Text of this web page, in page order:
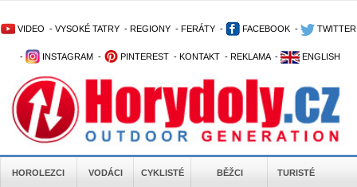
VIDEO - VYSOKÉ TATRY - REGIONY - FERÁTY - FACEBOOK - TWITTER
- INSTAGRAM - PINTEREST - KONTAKT - REKLAMA - ENGLISH
HOROLEZCI VODÁCI CYKLISTÉ BĚŽCI TURISTÉ